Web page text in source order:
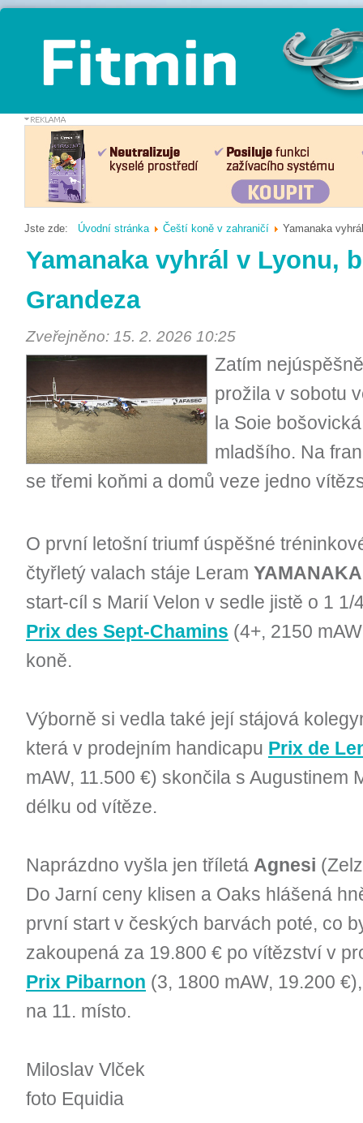
Jste zde: Úvodní stránka Čeští koně v zahraničí Yamanaka
Yamanaka vyhrál v Lyonu,
Grandeza
Zveřejněno: 15. 2. 2026 10:25
Zatím
prožila v sobotu
la Soie
mladšího. Na
se třemi koňmi a domů veze jedno
O první letošní triumf úspěšné
čtyřletý valach stáje Leram YAMANAKA
start-cíl s Marií Velon v sedle jistě o 1
Prix des Sept-Chamins (4+, 2150
koně.
Výborně si vedla také její stájová
která v prodejním handicapu Prix de
mAW, 11.500 €) skončila s Augustinem
délku od vítěze.
Naprázdno vyšla jen tříletá Agnesi
Do Jarní ceny klisen a Oaks hlášená
první start v českých barvách poté, co
zakoupená za 19.800 € po vítězství v
Prix Pibarnon (3, 1800 mAW, 19.200
na 11. místo.
Miloslav Vlček
foto Equidia